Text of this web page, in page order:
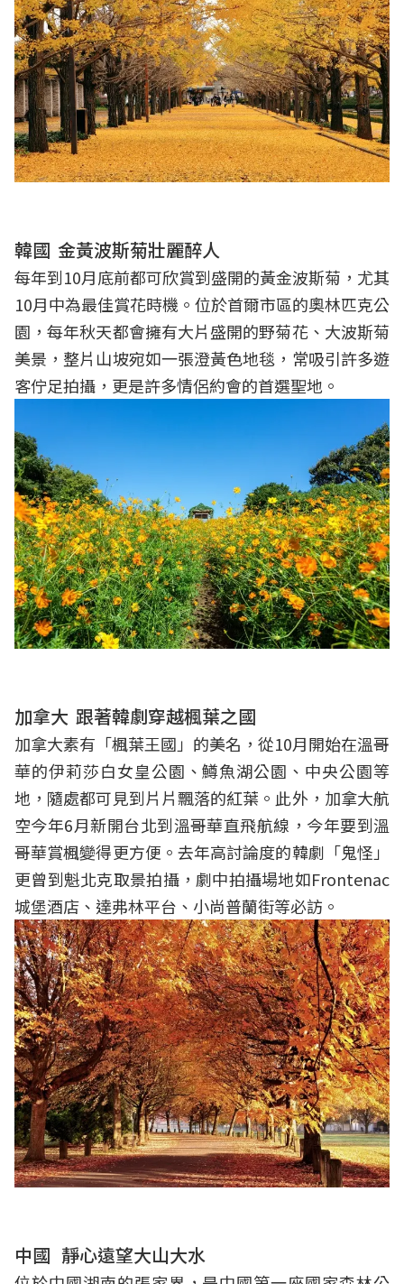
韓國 金黃波斯菊壯麗醉人
每年到10月底前都可欣賞到盛開的黃金波斯菊，尤其
10月中為最佳賞花時機。位於首爾市區的奧林匹克公
園，每年秋天都會擁有大片盛開的野菊花、大波斯菊
美景，整片山坡宛如一張澄黃色地毯，常吸引許多遊
客佇足拍攝，更是許多情侶約會的首選聖地。
加拿大 跟著韓劇穿越楓葉之國
加拿大素有「楓葉王國」的美名，從10月開始在溫哥
華的伊莉莎白女皇公園、鱒魚湖公園、中央公園等
地，隨處都可見到片片飄落的紅葉。此外，加拿大航
空今年6月新開台北到溫哥華直飛航線，今年要到溫
哥華賞楓變得更方便。去年高討論度的韓劇「鬼怪」
更曾到魁北克取景拍攝，劇中拍攝場地如Frontenac
城堡酒店、達弗林平台、小尚普蘭街等必訪。
中國 靜心遠望大山大水